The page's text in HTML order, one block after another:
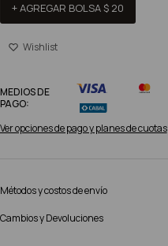
+ AGREGAR BOLSA$ 20
MEDIOS DE
PAGO:
Ver opciones de pago y planes de cuotas
Métodos y costos de envío
Cambios y Devoluciones